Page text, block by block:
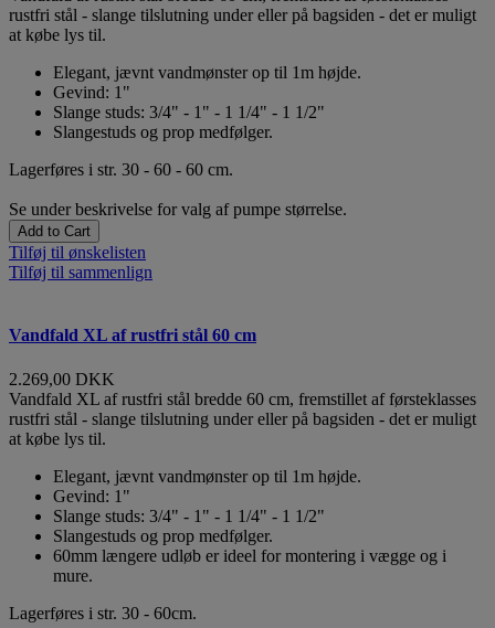
rustfri stål - slange tilslutning under eller på bagsiden - det er muligt
at købe lys til.
Elegant, jævnt vandmønster op til 1m højde.
Gevind: 1"
Slange studs: 3/4" - 1" - 1 1/4" - 1 1/2"
Slangestuds og prop medfølger.
Lagerføres i str. 30 - 60 - 60 cm.
Se under beskrivelse for valg af pumpe størrelse.
Add to Cart
Tilføj til ønskelisten
Tilføj til sammenlign
Vandfald XL af rustfri stål 60 cm
2.269,00 DKK
Vandfald XL af rustfri stål bredde 60 cm, fremstillet af førsteklasses
rustfri stål - slange tilslutning under eller på bagsiden - det er muligt
at købe lys til.
Elegant, jævnt vandmønster op til 1m højde.
Gevind: 1"
Slange studs: 3/4" - 1" - 1 1/4" - 1 1/2"
Slangestuds og prop medfølger.
60mm længere udløb er ideel for montering i vægge og i
mure.
Lagerføres i str. 30 - 60cm.